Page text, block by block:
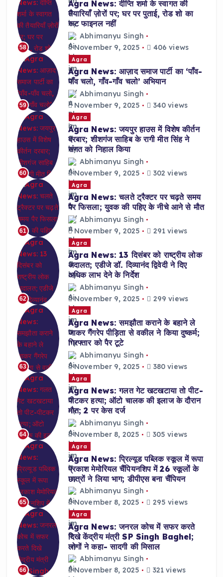
58
Agra News: दीप्ति शर्मा के स्वागत की
तैयारियाँ ज़ोरों पर; घर पर पुताई, रोड शो का
रूट फाइनल नहीं
Abhimanyu Singh
November 9, 2025
406 views
59
Agra
Agra News: आज़ाद समाज पार्टी का ‘पाँव-
पाँव चलो, गाँव-गाँव चलो’ अभियान
Abhimanyu Singh
November 9, 2025
340 views
60
Agra
Agra News: जयपुर हाउस में विशेष कीर्तन
दरबार; शीशगंज साहिब के रागी मीत सिंह ने
संगत को निहाल किया
Abhimanyu Singh
November 9, 2025
302 views
61
Agra
Agra News: चलते ट्रैक्टर पर चढ़ते समय
पैर फिसला; युवक की पहिए के नीचे आने से मौत
Abhimanyu Singh
November 9, 2025
291 views
62
Agra
Agra News: 13 दिसंबर को राष्ट्रीय लोक
अदालत; एडीजे डॉ. दिव्यानंद द्विवेदी ने दिए
अधिक लाभ देने के निर्देश
Abhimanyu Singh
November 9, 2025
299 views
63
Agra
Agra News: समझौता कराने के बहाने ले
जाकर गैंगरेप पीड़िता से वकील ने किया दुष्कर्म;
गिरफ्तार को पैर टूटे
Abhimanyu Singh
November 9, 2025
380 views
64
Agra
Agra News: गलत गेट खटखटाया तो पीट-
पीटकर हत्या; ऑटो चालक की इलाज के दौरान
मौत; 2 पर केस दर्ज
Abhimanyu Singh
November 8, 2025
305 views
65
Agra
Agra News: प्रिल्यूड पब्लिक स्कूल में रूपा
प्रकाश मेमोरियल चैंपियनशिप में 26 स्कूलों के
छात्रों ने लिया भाग; डीपीएस बना चैंपियन
Abhimanyu Singh
November 8, 2025
295 views
66
Agra
Agra News: जनरल कोच में सफर करते
दिखे केंद्रीय मंत्री SP Singh Baghel;
लोगों ने कहा- सादगी की मिसाल
Abhimanyu Singh
November 8, 2025
321 views